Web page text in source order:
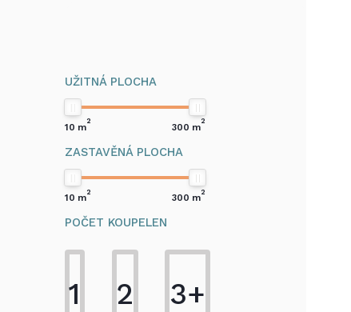
UŽITNÁ PLOCHA
10 m
2
300 m
2
ZASTAVĚNÁ PLOCHA
10 m
2
300 m
2
POČET KOUPELEN
1 2 3+